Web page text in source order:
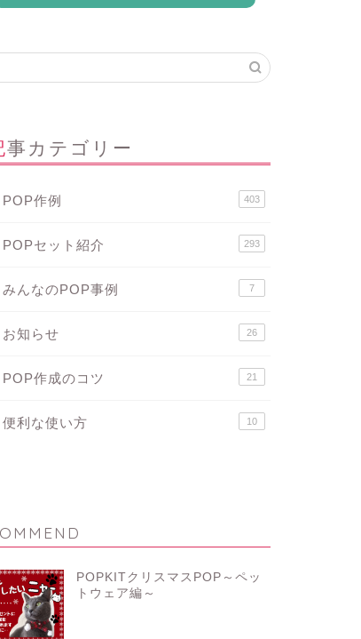
記事カテゴリー
POP作例 403
POPセット紹介 293
みんなのPOP事例 7
お知らせ 26
POP作成のコツ 21
便利な使い方 10
POPKITクリスマスPOP～ペッ
トウェア編～